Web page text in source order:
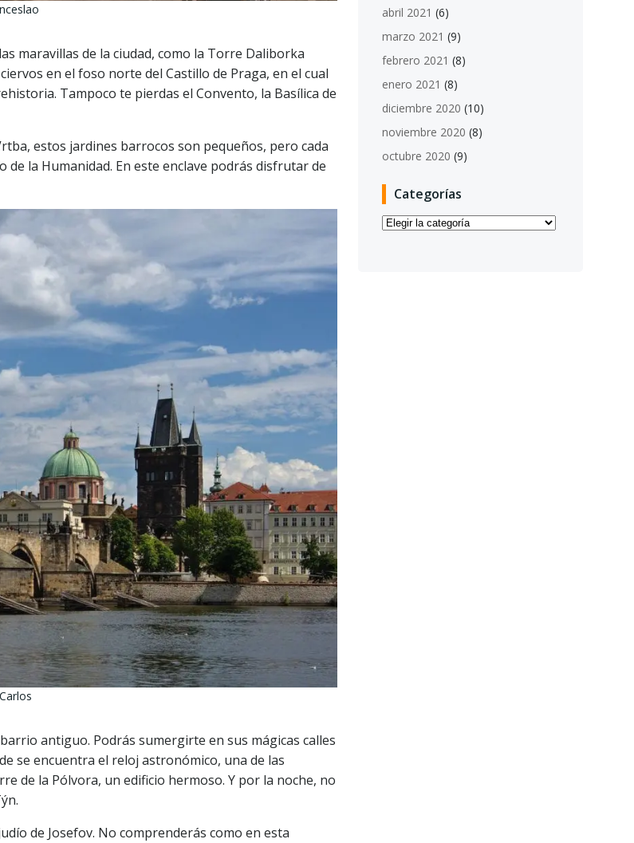
maravillas de la ciudad, como la Torre Daliborka
en el foso norte del Castillo de Praga, en el cual
Tampoco te pierdas el Convento, la Basílica de
estos jardines barrocos son pequeños, pero cada
la Humanidad. En este enclave podrás disfrutar de
antiguo. Podrás sumergirte en sus mágicas calles
se encuentra el reloj astronómico, una de las
de la Pólvora, un edificio hermoso. Y por la noche, no
de Josefov. No comprenderás como en esta
abril 2021 (6)
marzo 2021 (9)
febrero 2021 (8)
enero 2021 (8)
diciembre 2020 (10)
noviembre 2020 (8)
octubre 2020 (9)
Categorías
Categorías